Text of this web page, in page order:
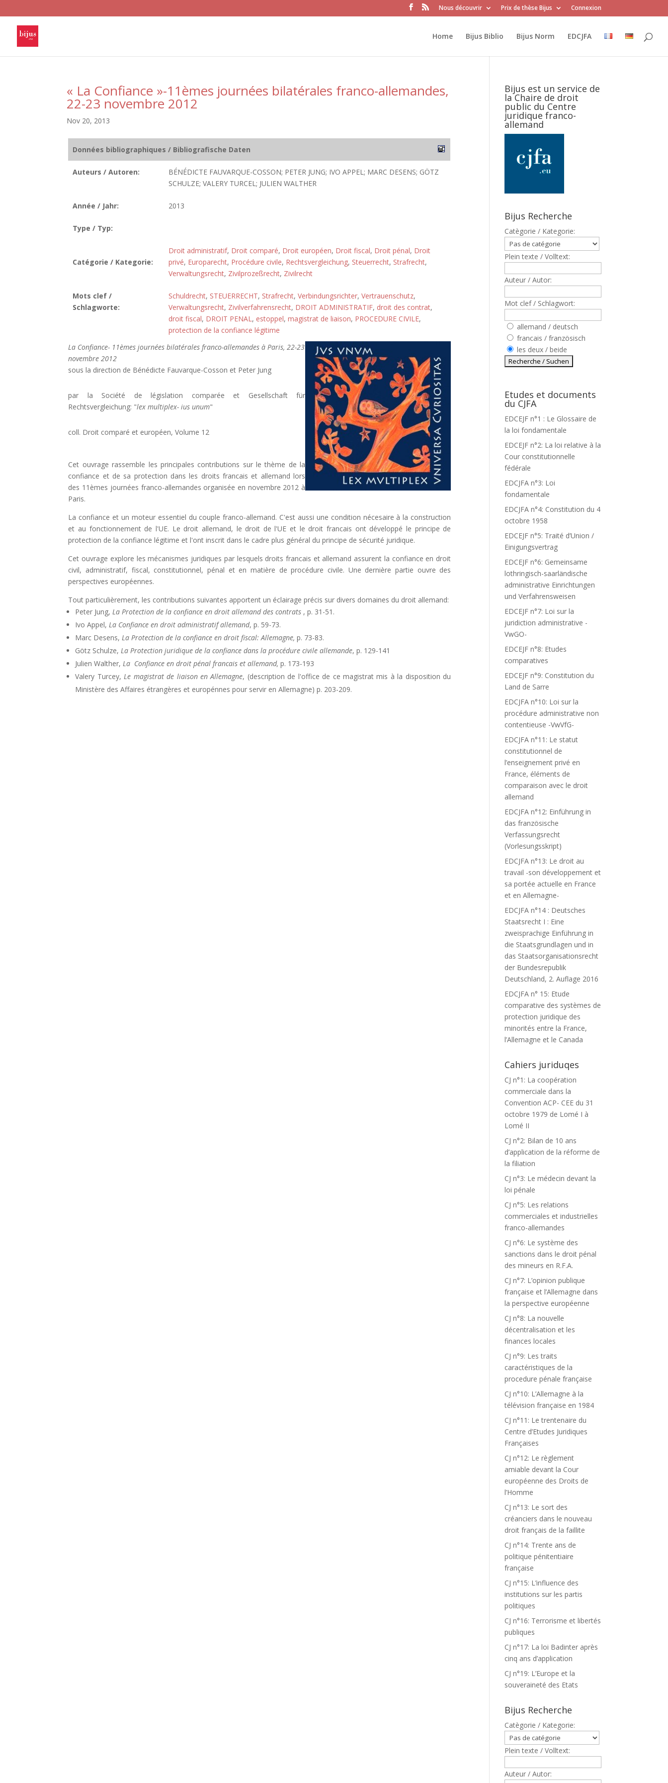
Nous découvrir Prix de thèse Bijus Connexion
Home Bijus Biblio Bijus Norm EDCJFA
« La Confiance »-11èmes journées bilatérales franco-allemandes,
22-23 novembre 2012
Nov 20, 2013
Données bibliographiques / Bibliografische Daten
Auteurs / Autoren:
BÉNÉDICTE FAUVARQUE-COSSON; PETER JUNG; IVO APPEL; MARC DESENS; GÖTZ
SCHULZE; VALERY TURCEL; JULIEN WALTHER
Année / Jahr: 2013
Type / Typ:
Catégorie / Kategorie:
Droit administratif, Droit comparé, Droit européen, Droit fiscal, Droit pénal, Droit
privé, Europarecht, Procédure civile, Rechtsvergleichung, Steuerrecht, Strafrecht,
Verwaltungsrecht, Zivilprozeßrecht, Zivilrecht
Mots clef /
Schlagworte:
Schuldrecht, STEUERRECHT, Strafrecht, Verbindungsrichter, Vertrauenschutz,
Verwaltungsrecht, Zivilverfahrensrecht, DROIT ADMINISTRATIF, droit des contrat,
droit fiscal, DROIT PENAL, estoppel, magistrat de liaison, PROCEDURE CIVILE,
protection de la confiance légitime
La Confiance- 11èmes journées bilatérales franco-allemandes à Paris, 22-23
novembre 2012
sous la direction de Bénédicte Fauvarque-Cosson et Peter Jung
par la Société de législation comparée et Gesellschaft für
Rechtsvergleichung: "lex multiplex- ius unum"
coll. Droit comparé et européen, Volume 12
Cet ouvrage rassemble les principales contributions sur le thème de la
confiance et de sa protection dans les droits francais et allemand lors
des 11èmes journées franco-allemandes organisée en novembre 2012 à
Paris.
La confiance et un moteur essentiel du couple franco-allemand. C'est aussi une condition nécesaire à la construction
et au fonctionnement de l'UE. Le droit allemand, le droit de l'UE et le droit francais ont développé le principe de
protection de la confiance légitime et l'ont inscrit dans le cadre plus général du principe de sécurité juridique.
Cet ouvrage explore les mécanismes juridiques par lesquels droits francais et allemand assurent la confiance en droit
civil, administratif, fiscal, constitutionnel, pénal et en matière de procédure civile. Une dernière partie ouvre des
perspectives européennes.
Tout particulièrement, les contributions suivantes apportent un éclairage précis sur divers domaines du droit allemand:
Peter Jung,La Protection de la confiance en droit allemand des contrats , p. 31-51.
Ivo Appel,La Confiance en droit administratif allemand, p. 59-73.
Marc Desens,La Protection de la confiance en droit fiscal: Allemagne, p. 73-83.
Götz Schulze,La Protection juridique de la confiance dans la procédure civile allemande, p. 129-141
Julien Walther,La Confiance en droit pénal francais et allemand, p. 173-193
Valery Turcey,Le magistrat de liaison en Allemagne, (description de l'office de ce magistrat mis à la disposition du
Ministère des Affaires étrangères et europénnes pour servir en Allemagne) p. 203-209.
Bijus est un service de
la Chaire de droit
public du Centre
juridique franco-
allemand
Bijus Recherche
Catègorie / Kategorie:
Plein texte / Volltext:
Auteur / Autor:
Mot clef / Schlagwort:
allemand / deutsch
francais / französisch
les deux / beide
Etudes et documents
du CJFA
EDCEJF n°1 : Le Glossaire de
la loi fondamentale
EDCEJF n°2: La loi relative à la
Cour constitutionnelle
fédérale
EDCJFA n°3: Loi
fondamentale
EDCJFA n°4: Constitution du 4
octobre 1958
EDCEJF n°5: Traité d’Union /
Einigungsvertrag
EDCEJF n°6: Gemeinsame
lothringisch-saarländische
administrative Einrichtungen
und Verfahrensweisen
EDCEJF n°7: Loi sur la
juridiction administrative -
VwGO-
EDCEJF n°8: Etudes
comparatives
EDCEJF n°9: Constitution du
Land de Sarre
EDCJFA n°10: Loi sur la
procédure administrative non
contentieuse -VwVfG-
EDCJFA n°11: Le statut
constitutionnel de
l’enseignement privé en
France, éléments de
comparaison avec le droit
allemand
EDCJFA n°12: Einführung in
das französische
Verfassungsrecht
(Vorlesungsskript)
EDCJFA n°13: Le droit au
travail -son développement et
sa portée actuelle en France
et en Allemagne-
EDCJFA n°14 : Deutsches
Staatsrecht I : Eine
zweisprachige Einführung in
die Staatsgrundlagen und in
das Staatsorganisationsrecht
der Bundesrepublik
Deutschland, 2. Auflage 2016
EDCJFA n° 15: Etude
comparative des systèmes de
protection juridique des
minorités entre la France,
l’Allemagne et le Canada
Cahiers juriduqes
CJ n°1: La coopération
commerciale dans la
Convention ACP- CEE du 31
octobre 1979 de Lomé I à
Lomé II
CJ n°2: Bilan de 10 ans
d’application de la réforme de
la filiation
CJ n°3: Le médecin devant la
loi pénale
CJ n°5: Les relations
commerciales et industrielles
franco-allemandes
CJ n°6: Le système des
sanctions dans le droit pénal
des mineurs en R.F.A.
CJ n°7: L’opinion publique
française et l’Allemagne dans
la perspective européenne
CJ n°8: La nouvelle
décentralisation et les
finances locales
CJ n°9: Les traits
caractéristiques de la
procedure pénale française
CJ n°10: L’Allemagne à la
télévision française en 1984
CJ n°11: Le trentenaire du
Centre d’Etudes Juridiques
Françaises
CJ n°12: Le règlement
amiable devant la Cour
européenne des Droits de
l’Homme
CJ n°13: Le sort des
créanciers dans le nouveau
droit français de la faillite
CJ n°14: Trente ans de
politique pénitentiaire
française
CJ n°15: L’influence des
institutions sur les partis
politiques
CJ n°16: Terrorisme et libertés
publiques
CJ n°17: La loi Badinter après
cinq ans d’application
CJ n°19: L’Europe et la
souveraineté des Etats
Bijus Recherche
Catègorie / Kategorie:
Plein texte / Volltext:
Auteur / Autor: